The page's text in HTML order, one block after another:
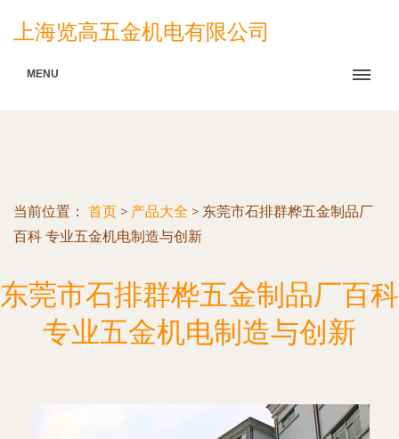
上海览高五金机电有限公司
MENU
当前位置： 首页 > 产品大全 > 东莞市石排群桦五金制品厂
百科 专业五金机电制造与创新
东莞市石排群桦五金制品厂百科
专业五金机电制造与创新